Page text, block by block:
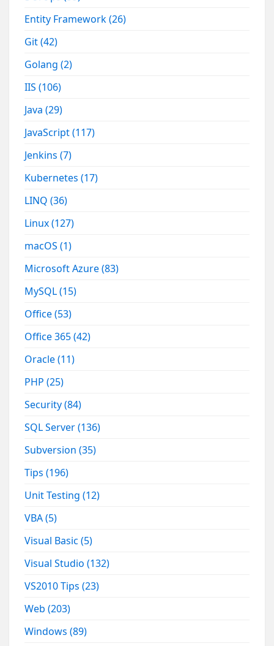
Entity Framework(26)
Git(42)
Golang(2)
IIS(106)
Java(29)
JavaScript(117)
Jenkins(7)
Kubernetes(17)
LINQ(36)
Linux(127)
macOS(1)
Microsoft Azure(83)
MySQL(15)
Office(53)
Office 365(42)
Oracle(11)
PHP(25)
Security(84)
SQL Server(136)
Subversion(35)
Tips(196)
Unit Testing(12)
VBA(5)
Visual Basic(5)
Visual Studio(132)
VS2010 Tips(23)
Web(203)
Windows(89)